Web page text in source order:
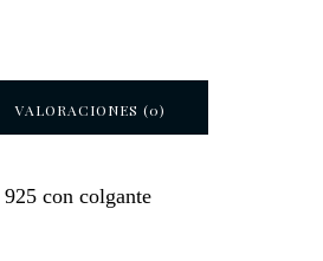
VALORACIONES (0)
925 con colgante